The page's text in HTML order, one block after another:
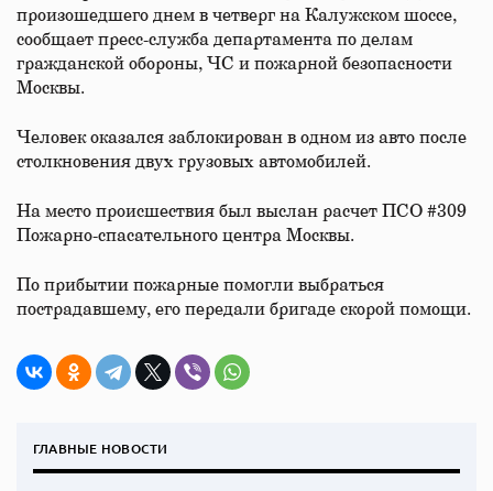
произошедшего днем в четверг на Калужском шоссе,
сообщает пресс-служба департамента по делам
гражданской обороны, ЧС и пожарной безопасности
Москвы.
Человек оказался заблокирован в одном из авто после
столкновения двух грузовых автомобилей.
На место происшествия был выслан расчет ПСО #309
Пожарно-спасательного центра Москвы.
По прибытии пожарные помогли выбраться
пострадавшему, его передали бригаде скорой помощи.
ГЛАВНЫЕ НОВОСТИ